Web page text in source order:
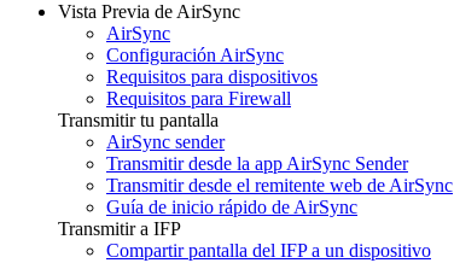
Vista Previa de AirSync
AirSync
Configuración AirSync
Requisitos para dispositivos
Requisitos para Firewall
Transmitir tu pantalla
AirSync sender
Transmitir desde la app AirSync Sender
Transmitir desde el remitente web de AirSync
Guía de inicio rápido de AirSync
Transmitir a IFP
Compartir pantalla del IFP a un dispositivo